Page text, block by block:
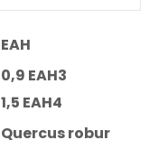
EAH
0,9 EAH3
1,5 EAH4
Quercus robur